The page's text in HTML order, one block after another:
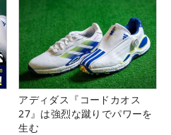
アディダス『コードカオス
27』は強烈な蹴りでパワーを
生む